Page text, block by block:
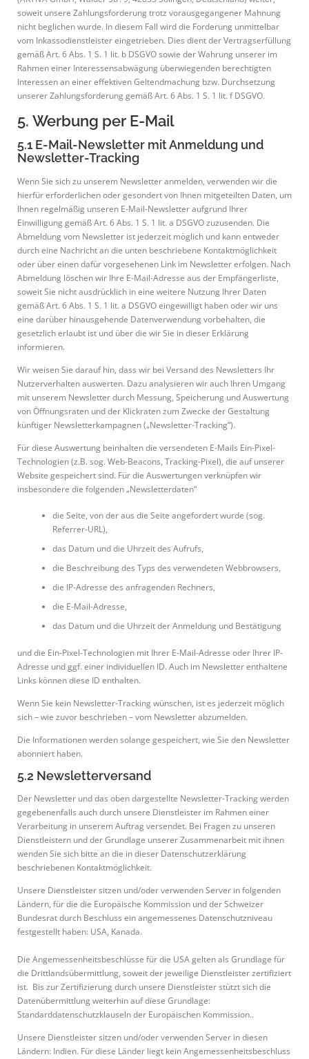
soweit unsere Zahlungsforderung trotz vorausgegangener Mahnung
nicht beglichen wurde. In diesem Fall wird die Forderung unmittelbar
vom Inkassodienstleister eingetrieben. Dies dient der Vertragserfüllung
gemäß Art. 6 Abs. 1 S. 1 lit. b DSGVO sowie der Wahrung unserer im
Rahmen einer Interessensabwägung überwiegenden berechtigten
Interessen an einer effektiven Geltendmachung bzw. Durchsetzung
unserer Zahlungsforderung gemäß Art. 6 Abs. 1 S. 1 lit. f DSGVO.
5. Werbung per E-Mail
5.1 E-Mail-Newsletter mit Anmeldung und
Newsletter-Tracking
Wenn Sie sich zu unserem Newsletter anmelden, verwenden wir die
hierfür erforderlichen oder gesondert von Ihnen mitgeteilten Daten, um
Ihnen regelmäßig unseren E-Mail-Newsletter aufgrund Ihrer
Einwilligung gemäß Art. 6 Abs. 1 S. 1 lit. a DSGVO zuzusenden. Die
Abmeldung vom Newsletter ist jederzeit möglich und kann entweder
durch eine Nachricht an die unten beschriebene Kontaktmöglichkeit
oder über einen dafür vorgesehenen Link im Newsletter erfolgen. Nach
Abmeldung löschen wir Ihre E-Mail-Adresse aus der Empfängerliste,
soweit Sie nicht ausdrücklich in eine weitere Nutzung Ihrer Daten
gemäß Art. 6 Abs. 1 S. 1 lit. a DSGVO eingewilligt haben oder wir uns
eine darüber hinausgehende Datenverwendung vorbehalten, die
gesetzlich erlaubt ist und über die wir Sie in dieser Erklärung
informieren.
Wir weisen Sie darauf hin, dass wir bei Versand des Newsletters Ihr
Nutzerverhalten auswerten. Dazu analysieren wir auch Ihren Umgang
mit unserem Newsletter durch Messung, Speicherung und Auswertung
von Öffnungsraten und der Klickraten zum Zwecke der Gestaltung
künftiger Newsletterkampagnen („Newsletter-Tracking“).
Für diese Auswertung beinhalten die versendeten E-Mails Ein-Pixel-
Technologien (z.B. sog. Web-Beacons, Tracking-Pixel), die auf unserer
Website gespeichert sind. Für die Auswertungen verknüpfen wir
insbesondere die folgenden „Newsletterdaten“
die Seite, von der aus die Seite angefordert wurde (sog.
Referrer-URL),
das Datum und die Uhrzeit des Aufrufs,
die Beschreibung des Typs des verwendeten Webbrowsers,
die IP-Adresse des anfragenden Rechners,
die E-Mail-Adresse,
das Datum und die Uhrzeit der Anmeldung und Bestätigung
und die Ein-Pixel-Technologien mit Ihrer E-Mail-Adresse oder Ihrer IP-
Adresse und ggf. einer individuellen ID. Auch im Newsletter enthaltene
Links können diese ID enthalten.
Wenn Sie kein Newsletter-Tracking wünschen, ist es jederzeit möglich
sich – wie zuvor beschrieben – vom Newsletter abzumelden.
Die Informationen werden solange gespeichert, wie Sie den Newsletter
abonniert haben.
5.2 Newsletterversand
Der Newsletter und das oben dargestellte Newsletter-Tracking werden
gegebenenfalls auch durch unsere Dienstleister im Rahmen einer
Verarbeitung in unserem Auftrag versendet. Bei Fragen zu unseren
Dienstleistern und der Grundlage unserer Zusammenarbeit mit ihnen
wenden Sie sich bitte an die in dieser Datenschutzerklärung
beschriebenen Kontaktmöglichkeit.
Unsere Dienstleister sitzen und/oder verwenden Server in folgenden
Ländern, für die die Europäische Kommission und der Schweizer
Bundesrat durch Beschluss ein angemessenes Datenschutzniveau
festgestellt haben: USA, Kanada.
Die Angemessenheitsbeschlüsse für die USA gelten als Grundlage für
die Drittlandsübermittlung, soweit der jeweilige Dienstleister zertifiziert
ist. Bis zur Zertifizierung durch unsere Dienstleister stützt sich die
Datenübermittlung weiterhin auf diese Grundlage:
Standarddatenschutzklauseln der Europäischen Kommission..
Unsere Dienstleister sitzen und/oder verwenden Server in diesen
Ländern: Indien. Für diese Länder liegt kein Angemessenheitsbeschluss